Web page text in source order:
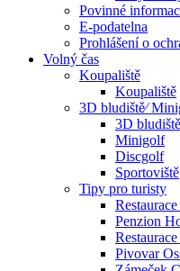
Povinné
E-podatelna
Prohlášení o
Volný čas
Koupaliště
Koupaliště
3D bludiště⁄
3D bludiště
Minigolf
Discgolf
Sportoviště
Tipy pro turisty
Penzion
Pivovar